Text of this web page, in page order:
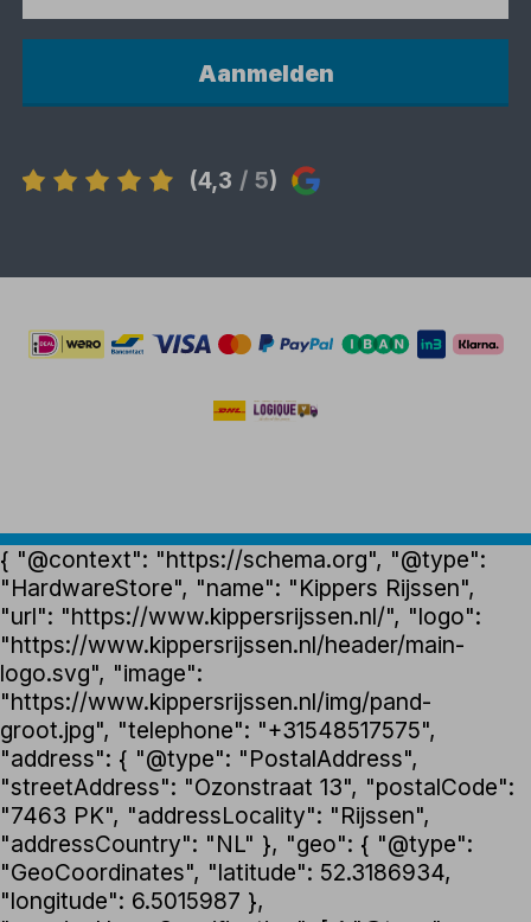
Aanmelden
(4,3 / 5)
{ "@context": "https://schema.org", "@type":
"HardwareStore", "name": "Kippers Rijssen",
"url": "https://www.kippersrijssen.nl/", "logo":
"https://www.kippersrijssen.nl/header/main-
logo.svg", "image":
"https://www.kippersrijssen.nl/img/pand-
groot.jpg", "telephone": "+31548517575",
"address": { "@type": "PostalAddress",
"streetAddress": "Ozonstraat 13", "postalCode":
"7463 PK", "addressLocality": "Rijssen",
"addressCountry": "NL" }, "geo": { "@type":
"GeoCoordinates", "latitude": 52.3186934,
"longitude": 6.5015987 },